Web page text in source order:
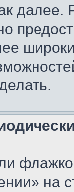
далее.
на